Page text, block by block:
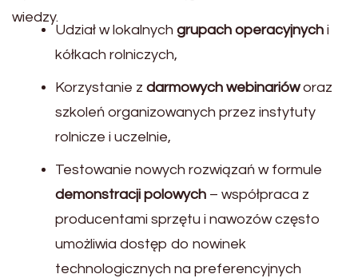
wiedzy.
Udział w lokalnych grupach operacyjnych i
kółkach rolniczych,
Korzystanie z darmowych webinarióworaz
szkoleń organizowanych przez instytuty
rolnicze i uczelnie,
Testowanie nowych rozwiązań w formule
demonstracji polowych – współpraca z
producentami sprzętu i nawozów często
umożliwia dostęp do nowinek
technologicznych na preferencyjnych